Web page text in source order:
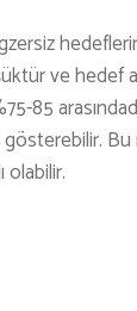
ve hedef
85
gösterebilir.
olabilir.